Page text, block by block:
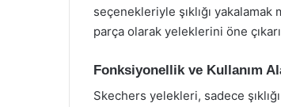
seçenekleriyle şıklığı
parça olarak yeleklerini öne
Fonksiyonellik ve Kullanım
Skechers yelekleri, sadece